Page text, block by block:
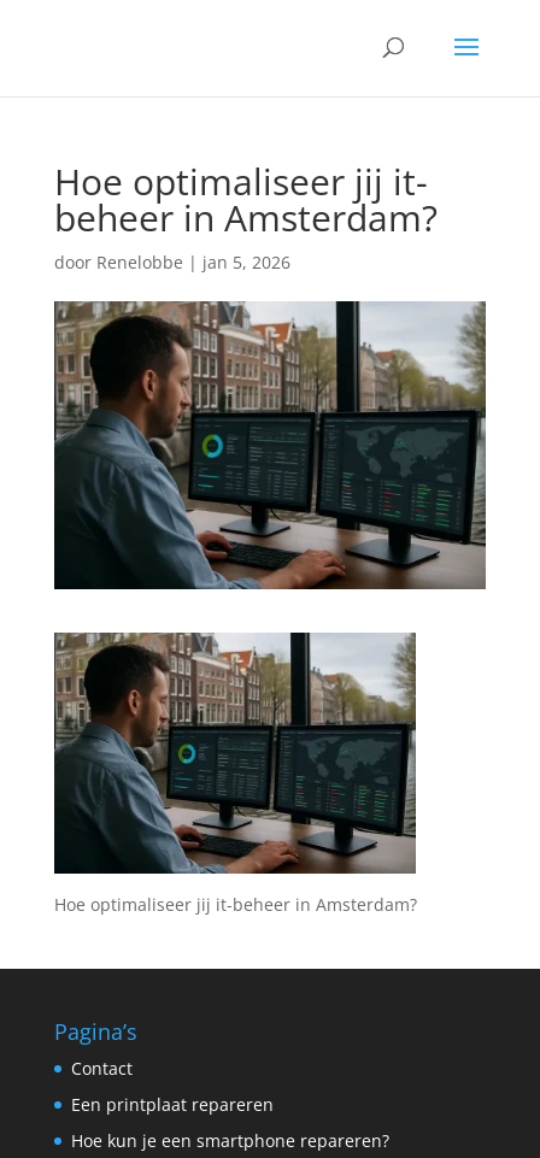
Hoe optimaliseer jij it-
beheer in Amsterdam?
door Renelobbe | jan 5, 2026
Hoe optimaliseer jij it-beheer in Amsterdam?
Pagina’s
Contact
Een printplaat repareren
Hoe kun je een smartphone repareren?